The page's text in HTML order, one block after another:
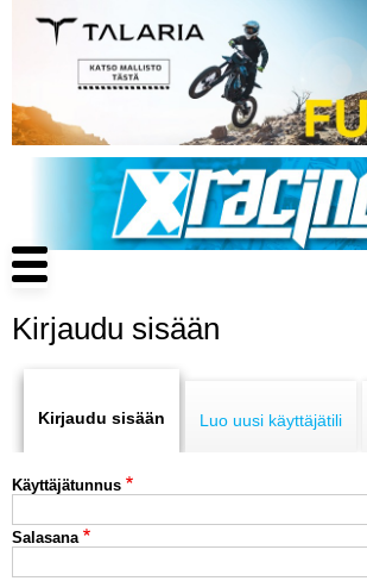
pääsisältöön
Main
navigation
ENDURO
Kirjaudu sisään
tabs
Kirjaudu sisään Luo uusi käyttäjätili
Käyttäjätunnus
Salasana